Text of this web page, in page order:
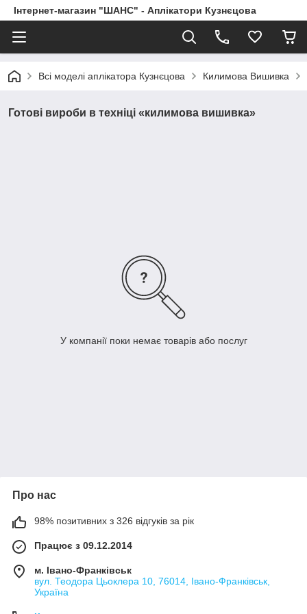
Інтернет-магазин "ШАНС" - Аплікатори Кузнєцова
Всі моделі аплікатора Кузнєцова Килимова Вишивка
Готові вироби в техніці «килимова вишивка»
У компанії поки немає товарів або послуг
Про нас
98% позитивних з 326 відгуків за рік
Працює з 09.12.2014
м. Івано-Франківськ
вул. Теодора Цьоклера 10, 76014, Івано-Франківськ,
Україна